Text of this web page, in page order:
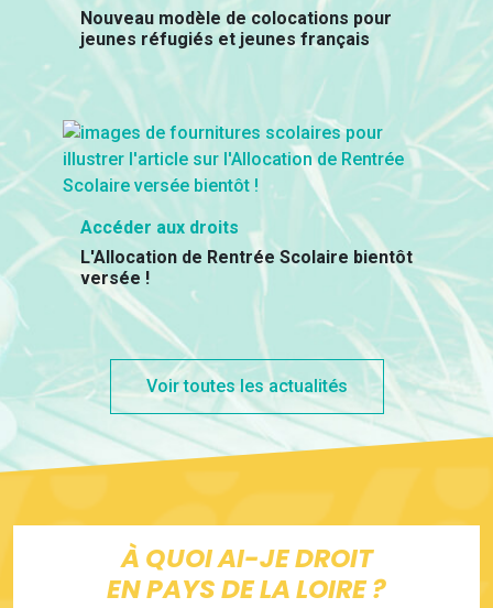
Nouveau modèle de colocations pour
jeunes réfugiés et jeunes français
Accéder aux droits
L'Allocation de Rentrée Scolaire bientôt
versée !
Voir toutes les actualités
À QUOI AI-JE DROIT
EN PAYS DE LA LOIRE ?